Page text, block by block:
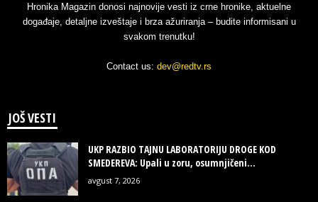
Hronika Magazin donosi najnovije vesti iz crne hronike, aktuelne
događaje, detaljne izveštaje i brza ažuriranja – budite informisani u
svakom trenutku!
Contact us: dev@redtv.rs
JOŠ VESTI
UKP RAZBIO TAJNU LABORATORIJU DROGE KOD
SMEDEREVA: Upali u zoru, osumnjičeni...
avgust 7, 2026